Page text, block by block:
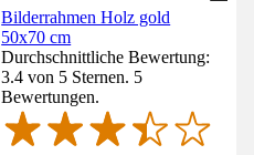
Bilderrahmen Holz gold
50x70 cm
Durchschnittliche Bewertung:
3.4 von 5 Sternen. 5
Bewertungen.